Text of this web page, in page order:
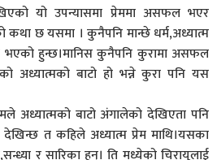
यो उपन्यासमा प्रेममा असफल भएर
कथा छ यसमा । कुनैपनि मान्छे धर्म,अध्यात्म
भएको हुन्छ।मानिस कुनैपनि कुरामा असफल
अध्यात्मको बाटो हो भन्ने कुरा पनि यस
अध्यात्मको बाटो अंगालेको देखिएता पनि
देखिन्छ त कहिले अध्यात्म प्रेम माथि।यसका
र सारिका हुन्। ति मध्येको चिरायुलाई